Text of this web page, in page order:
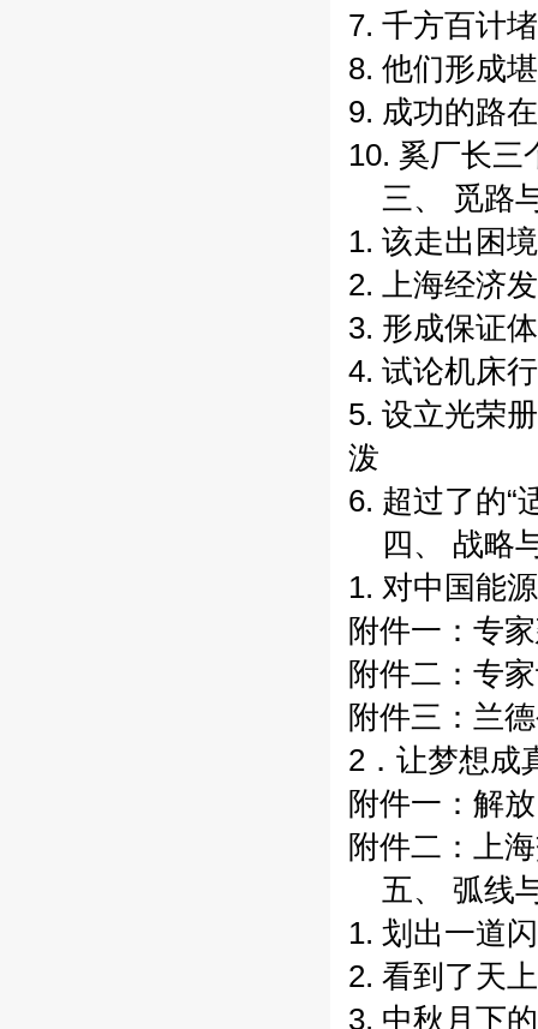
7. 千方百计
8. 他们形成
9. 成功的路
10. 奚厂长三
三、 觅路
1. 该走出困
2. 上海经济
3. 形成保证
4. 试论机床
5. 设立光荣
泼
6. 超过了的
四、 战略
1. 对中国能
附件一：专
附件二：专
附件三：兰
2．让梦想成
附件一：解
附件二：上
五、 弧线
1. 划出一道
2. 看到了天
3. 中秋月下